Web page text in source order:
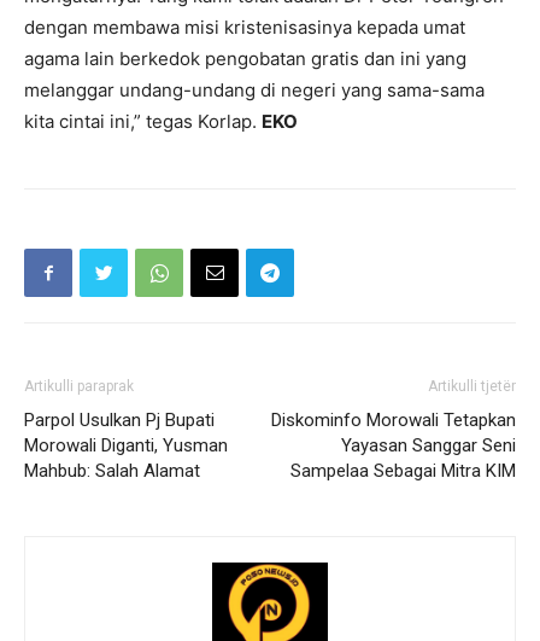
dengan membawa misi kristenisasinya kepada umat
agama lain berkedok pengobatan gratis dan ini yang
melanggar undang-undang di negeri yang sama-sama
kita cintai ini,” tegas Korlap. EKO
Artikulli paraprak
Parpol Usulkan Pj Bupati
Morowali Diganti, Yusman
Mahbub: Salah Alamat
Artikulli tjetër
Diskominfo Morowali Tetapkan
Yayasan Sanggar Seni
Sampelaa Sebagai Mitra KIM